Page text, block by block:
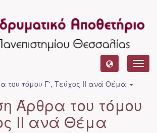
του τόμου Γ', Τεύχος ΙΙ ανά Θέμα
Άρθρα του τόμου
ΙΙ ανά Θέμα